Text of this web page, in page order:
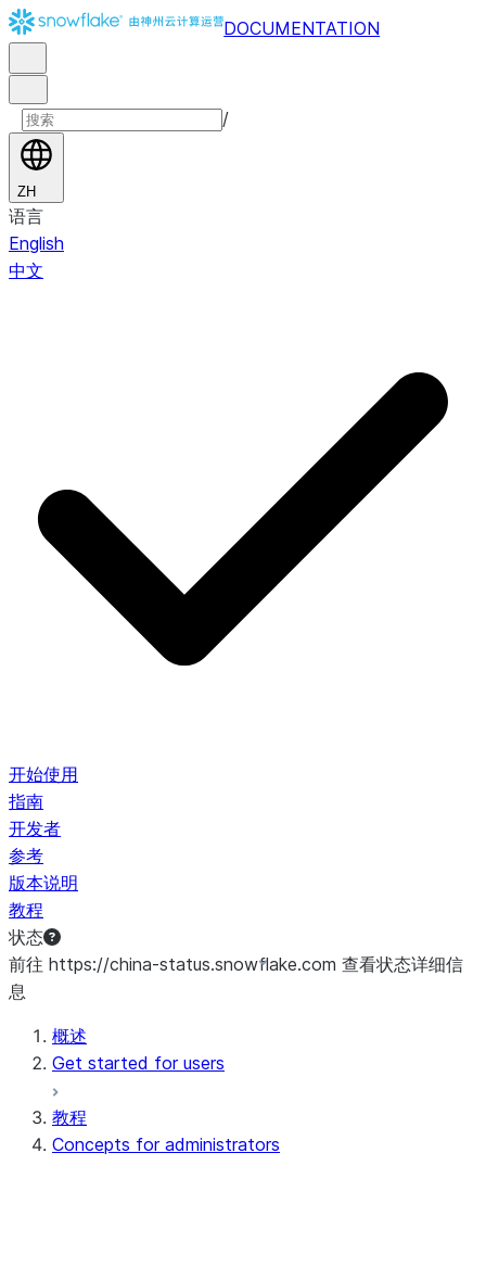
DOCUMENTATION
/
ZH
语言
English
中文
开始使用
指南
开发者
参考
版本说明
教程
状态
前往 https://china-status.snowflake.com 查看状态详细信
息
概述
Get started for users
教程
Concepts for administrators